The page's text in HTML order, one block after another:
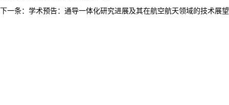
下一条： 学术预告：通导一体化研究进展及其在航空航天领域的技术展望